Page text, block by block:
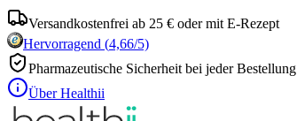
Versandkostenfrei ab 25 € oder mit E-Rezept
Hervorragend (4,66/5)
Pharmazeutische Sicherheit bei jeder Bestellung
Über Healthii